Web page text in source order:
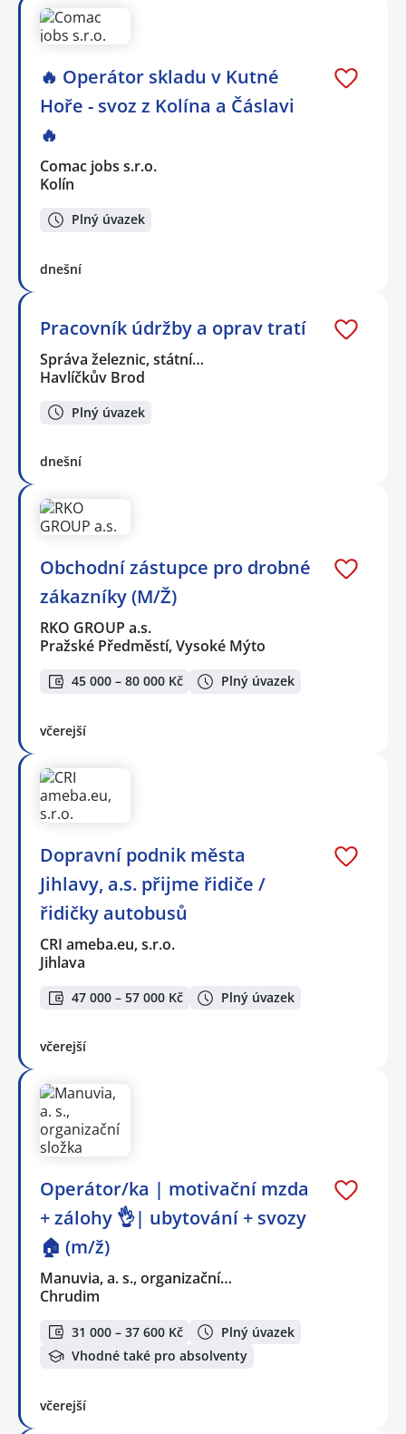
🔥 Operátor skladu v Kutné
Hoře - svoz z Kolína a Čáslavi
🔥
Comac jobs s.r.o.
Kolín
Plný úvazek
dnešní
Pracovník údržby a oprav tratí
Správa železnic, státní…
Havlíčkův Brod
Plný úvazek
dnešní
Obchodní zástupce pro drobné
zákazníky (M/Ž)
RKO GROUP a.s.
Pražské Předměstí, Vysoké Mýto
45 000 – 80 000 Kč Plný úvazek
včerejší
Dopravní podnik města
Jihlavy, a.s. přijme řidiče /
řidičky autobusů
CRI ameba.eu, s.r.o.
Jihlava
47 000 – 57 000 Kč Plný úvazek
včerejší
Operátor/ka | motivační mzda
+ zálohy 👌| ubytování + svozy
🏠 (m/ž)
Manuvia, a. s., organizační…
Chrudim
31 000 – 37 600 Kč
Plný úvazek
Vhodné také pro absolventy
včerejší